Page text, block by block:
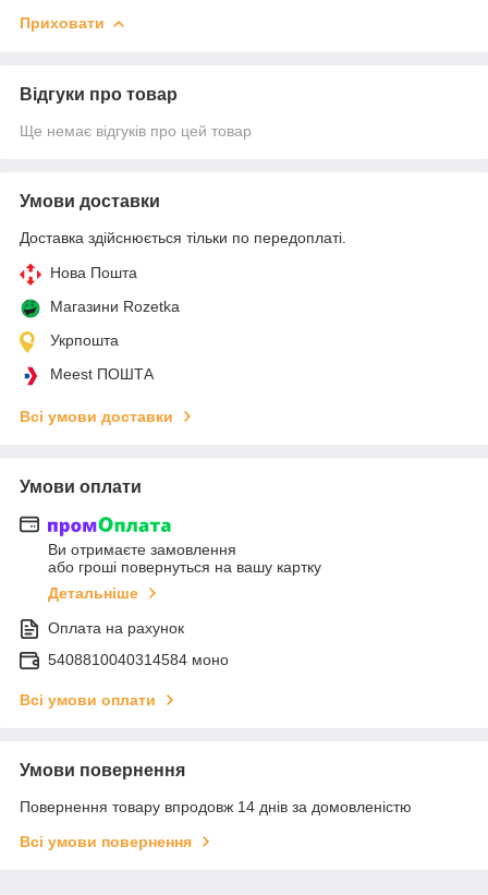
Приховати
Відгуки про товар
Ще немає відгуків про цей товар
Умови доставки
Доставка здійснюється тільки по передоплаті.
Нова Пошта
Магазини Rozetka
Укрпошта
Meest ПОШТА
Всі умови доставки
Умови оплати
Ви отримаєте замовлення
або гроші повернуться на вашу картку
Детальніше
Оплата на рахунок
5408810040314584 моно
Всі умови оплати
Умови повернення
Повернення товару впродовж 14 днів за домовленістю
Всі умови повернення